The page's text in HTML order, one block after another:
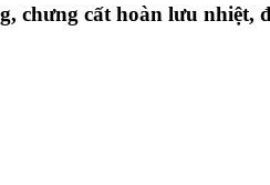
cất hoàn lưu nhiệt,